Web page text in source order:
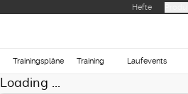
Hefte
Trainingspläne Training Laufevents
Loading ...